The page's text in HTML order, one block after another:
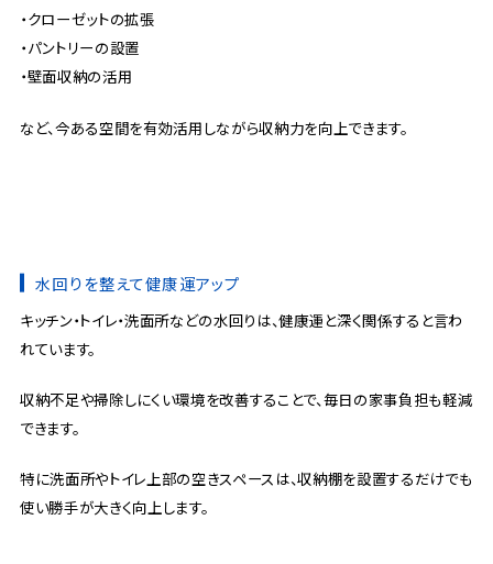
・クローゼットの拡張
・パントリーの設置
・壁面収納の活用
など、今ある空間を有効活用しながら収納力を向上できます。
水回りを整えて健康運アップ
キッチン・トイレ・洗面所などの水回りは、健康運と深く関係すると言わ
れています。
収納不足や掃除しにくい環境を改善することで、毎日の家事負担も軽減
できます。
特に洗面所やトイレ上部の空きスペースは、収納棚を設置するだけでも
使い勝手が大きく向上します。